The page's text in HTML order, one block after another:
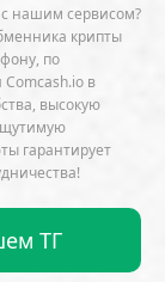
Pizza Day
Block
Bybit
нашим сервисом?
крипты
по
в
высокую
гарантирует
ТГ